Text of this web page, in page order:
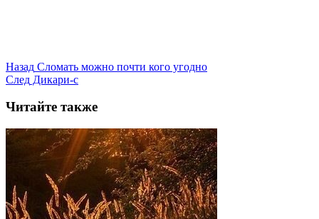
Назад Сломать можно почти кого угодно
След Дикари-с
Читайте также